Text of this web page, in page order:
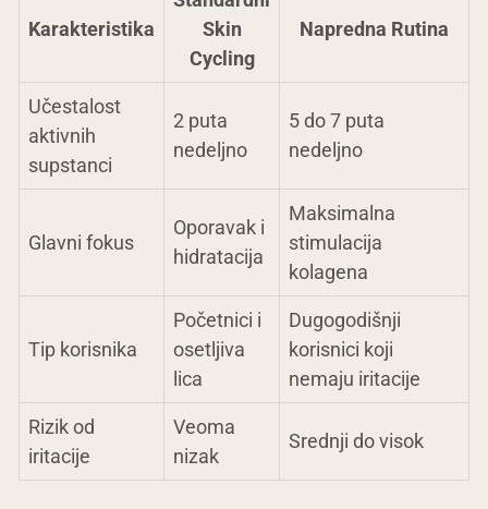
Karakteristika
Skin
Cycling
Napredna Rutina
Učestalost
aktivnih
supstanci
2 puta
nedeljno
5 do 7 puta
nedeljno
Glavni fokus
Oporavak i
hidratacija
Maksimalna
stimulacija
kolagena
Tip korisnika
Početnici i
osetljiva
lica
Dugogodišnji
korisnici koji
nemaju iritacije
Rizik od
iritacije
Veoma
nizak
Srednji do visok